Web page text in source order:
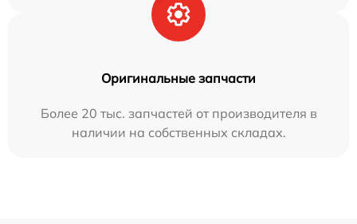
Оригинальные запчасти
Более 20 тыс. запчастей от производителя в
наличии на собственных складах.